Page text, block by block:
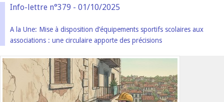
Info-lettre n°379 - 01/10/2025
A la Une: Mise à disposition d’équipements sportifs scolaires aux
associations : une circulaire apporte des précisions